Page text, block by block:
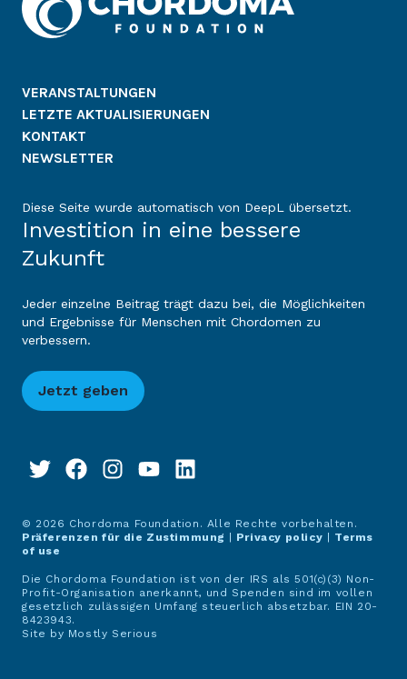
VERANSTALTUNGEN
LETZTE AKTUALISIERUNGEN
KONTAKT
NEWSLETTER
Diese Seite wurde automatisch von DeepL übersetzt.
Investition in eine bessere
Zukunft
Jeder einzelne Beitrag trägt dazu bei, die Möglichkeiten
und Ergebnisse für Menschen mit Chordomen zu
verbessern.
Jetzt geben
© 2026 Chordoma Foundation. Alle Rechte vorbehalten.
Präferenzen für die Zustimmung
Privacy policy
Terms
of use
Die Chordoma Foundation ist von der IRS als 501(c)(3) Non-
Profit-Organisation anerkannt, und Spenden sind im vollen
gesetzlich zulässigen Umfang steuerlich absetzbar. EIN 20-
8423943.
Site by Mostly Serious